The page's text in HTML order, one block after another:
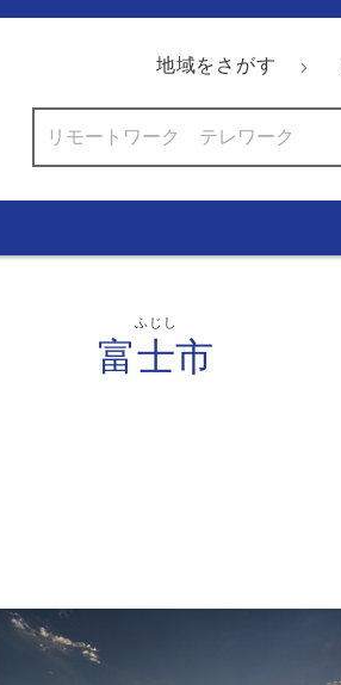
地域をさがす
富士市
ふじし